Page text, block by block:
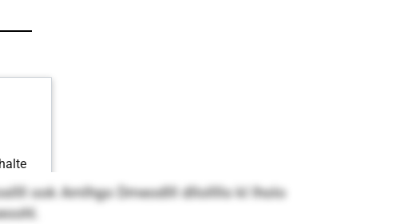
ook Amlhgo Dmeodlll dllollllo kl lholo